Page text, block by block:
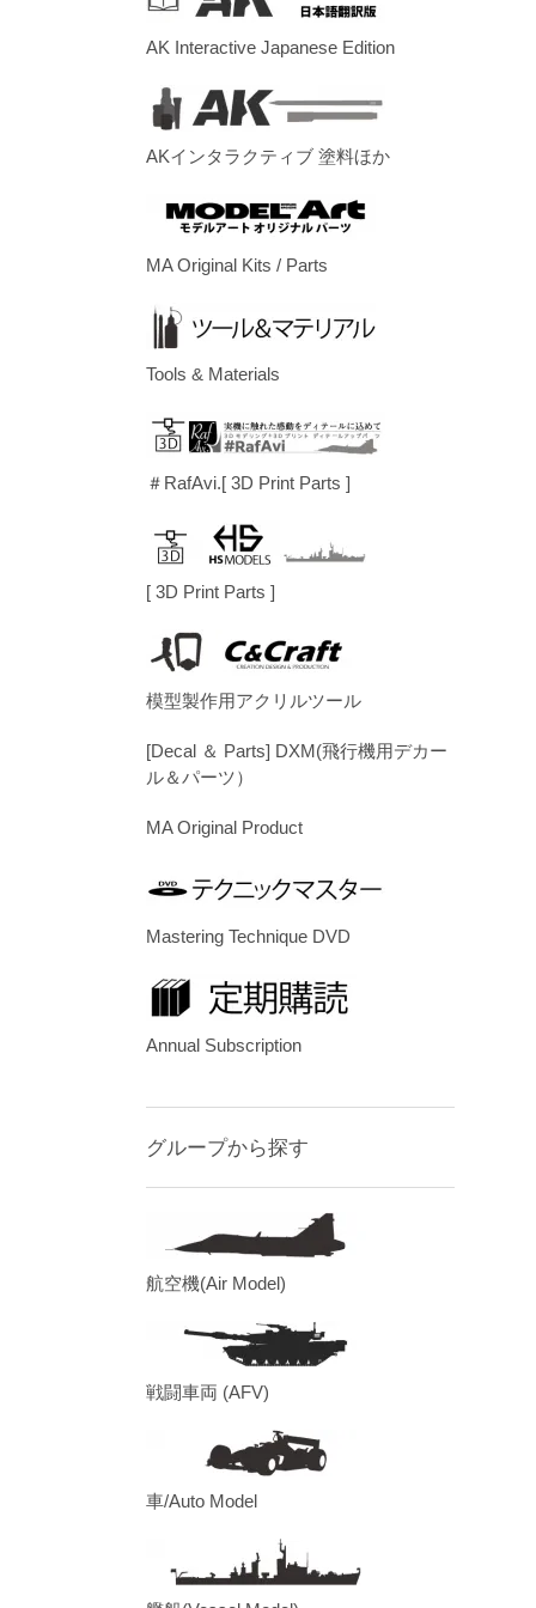
AK Interactive Japanese Edition
AKインタラクティブ 塗料ほか
MA Original Kits / Parts
Tools & Materials
＃RafAvi.[ 3D Print Parts ]
[ 3D Print Parts ]
模型製作用アクリルツール
[Decal ＆ Parts] DXM(飛行機用デカー
ル＆パーツ）
MA Original Product
Mastering Technique DVD
Annual Subscription
グループから探す
航空機(Air Model)
戦闘車両 (AFV)
車/Auto Model